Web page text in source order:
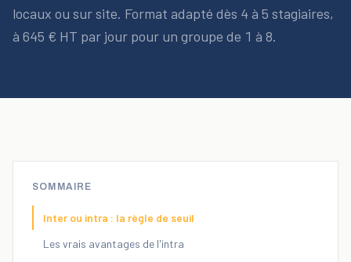
locaux ou sur site. Format adapté dès 4 à 5 stagiaires,
à 645 € HT par jour pour un groupe de 1 à 8.
SOMMAIRE
Inter ou intra : la règle de seuil
Les vrais avantages de l'intra